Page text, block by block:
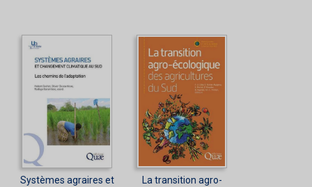
Systèmes agraires et
La transition agro-